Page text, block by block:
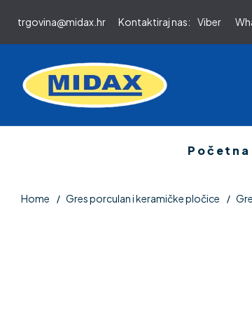
trgovina@midax.hr Kontaktiraj nas: Viber
Početna
Home Gres porculan i keramičke pločice